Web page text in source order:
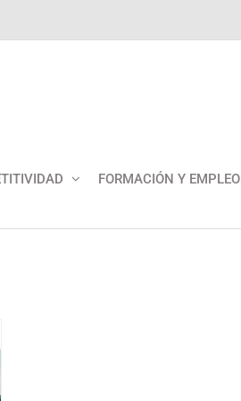
FORMACIÓN Y EMPLEO